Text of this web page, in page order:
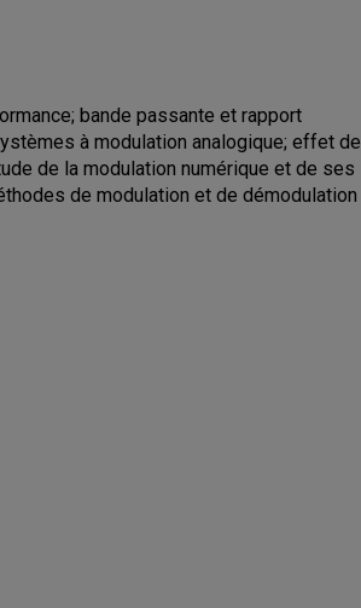
bande passante et rapport
à modulation analogique; effet de
de la modulation numérique et de ses
de modulation et de démodulation